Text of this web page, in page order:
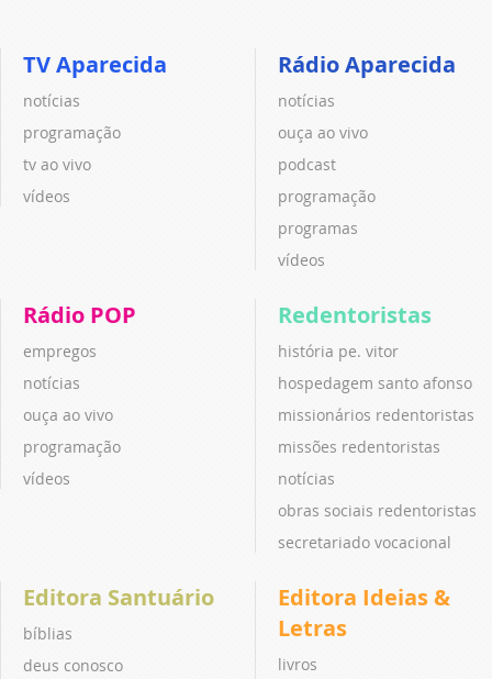
TV Aparecida
notícias
programação
tv ao vivo
vídeos
Rádio Aparecida
notícias
ouça ao vivo
podcast
programação
programas
vídeos
Rádio POP
empregos
notícias
ouça ao vivo
programação
vídeos
Redentoristas
história pe. vitor
hospedagem santo afonso
missionários redentoristas
missões redentoristas
notícias
obras sociais redentoristas
secretariado vocacional
Editora Santuário
bíblias
deus conosco
Editora Ideias &
Letras
livros